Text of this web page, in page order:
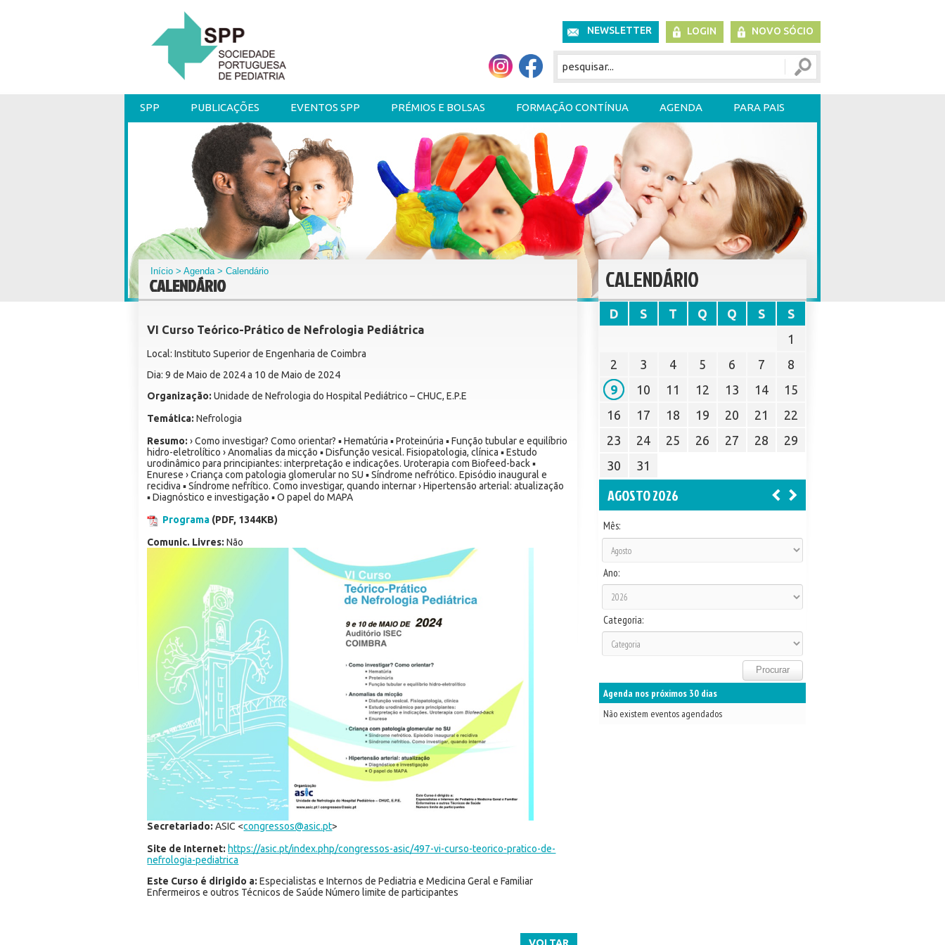
NEWSLETTER LOGIN NOVO SÓCIO
SPP PUBLICAÇÕES EVENTOS SPP PRÉMIOS E BOLSAS FORMAÇÃO CONTÍNUA AGENDA PARA PAIS
Início >Agenda> Calendário
CALENDÁRIO
VI Curso Teórico-Prático de Nefrologia Pediátrica
Local: Instituto Superior de Engenharia de Coimbra
Dia: 9 de Maio de 2024 a 10 de Maio de 2024
Organização: Unidade de Nefrologia do Hospital Pediátrico – CHUC, E.P.E
Temática: Nefrologia
Resumo: › Como investigar? Como orientar? ▪ Hematúria ▪ Proteinúria ▪ Função tubular e equilíbrio
hidro-eletrolítico › Anomalias da micção ▪ Disfunção vesical. Fisiopatologia, clínica ▪ Estudo
urodinâmico para principiantes: interpretação e indicações. Uroterapia com Biofeed-back ▪
Enurese › Criança com patologia glomerular no SU ▪ Síndrome nefrótico. Episódio inaugural e
recidiva ▪ Síndrome nefrítico. Como investigar, quando internar › Hipertensão arterial: atualização
▪ Diagnóstico e investigação ▪ O papel do MAPA
Programa (PDF, 1344KB)
Comunic. Livres: Não
Secretariado: ASIC <congressos@asic.pt>
Site de Internet: https://asic.pt/index.php/congressos-asic/497-vi-curso-teorico-pratico-de-
nefrologia-pediatrica
Este Curso é dirigido a:Especialistas e Internos de Pediatria e Medicina Geral e Familiar
Enfermeiros e outros Técnicos de Saúde Número limite de participantes
VOLTAR
CALENDÁRIO
D S T Q Q S
S
1
2
3 4 5 6 7
8
9
10 11 12 13 14
15
16
17 18 19 20 21
22
23
24 25 26 27 28
29
30
31
AGOSTO 2026
Mês:
Ano:
Categoria:
Agenda nos próximos 30 dias
Não existem eventos agendados